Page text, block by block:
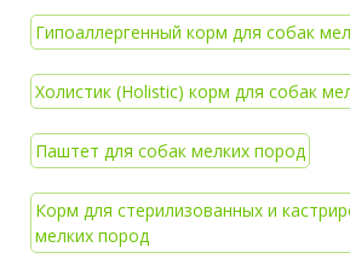
Гипоаллергенный корм для собак
Холистик (Holistic) корм для собак
Паштет для собак мелких пород
Корм для стерилизованных и
мелких пород